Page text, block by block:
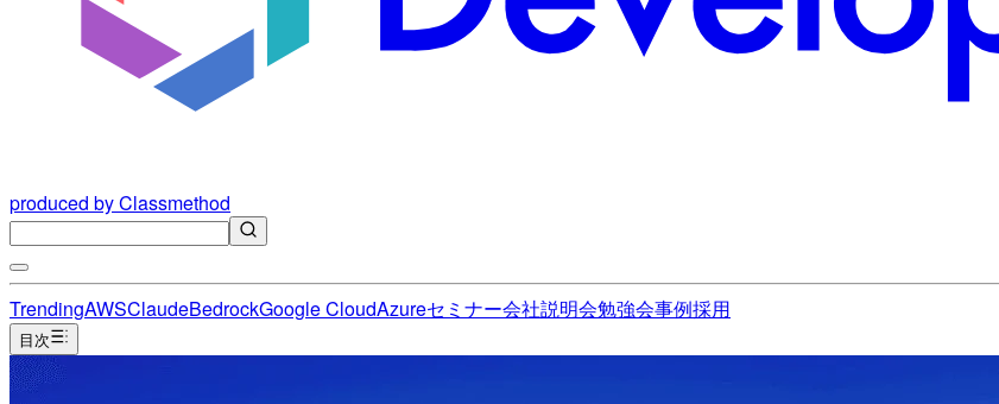
produced by Classmethod
TrendingAWSClaudeBedrockGoogle CloudAzureセミナー会社説明会勉強会事例採用
目次